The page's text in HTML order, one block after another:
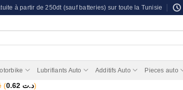
à partir de 250dt (sauf batteries) sur toute la Tunisie
Lubrifiants Auto Additifs Auto Pieces auto
(0.62 د.ت)